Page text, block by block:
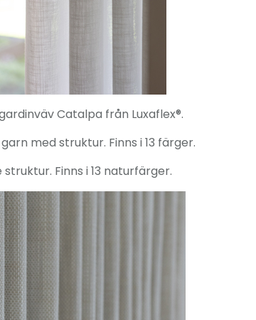
Catalpa från Luxaflex®.
med struktur. Finns i 13 färger.
Finns i 13 naturfärger.